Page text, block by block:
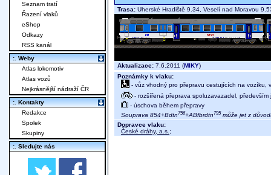
Trasa: Uherské Hradiště 9.34, Veselí nad Moravou
Aktualizace: 7.6.2011 (MIKY)
Poznámky k vlaku:
- vůz vhodný pro přepravu cestujících na vozíku,
- rozšířená přeprava spoluzavazadel, především
- úschova během přepravy
Souprava 854+Bdtn 756+ABfbrdtn 795 může jet z
Dopravce vlaku:
České dráhy, a.s. ;
Seznam tratí
Řazení vlaků
eShop
Odkazy
RSS kanál
:. Weby
Atlas lokomotiv
Atlas vozů
Nejkrásnější nádraží ČR
:. Kontakty
Redakce
Spolek
Skupiny
:. Sledujte nás